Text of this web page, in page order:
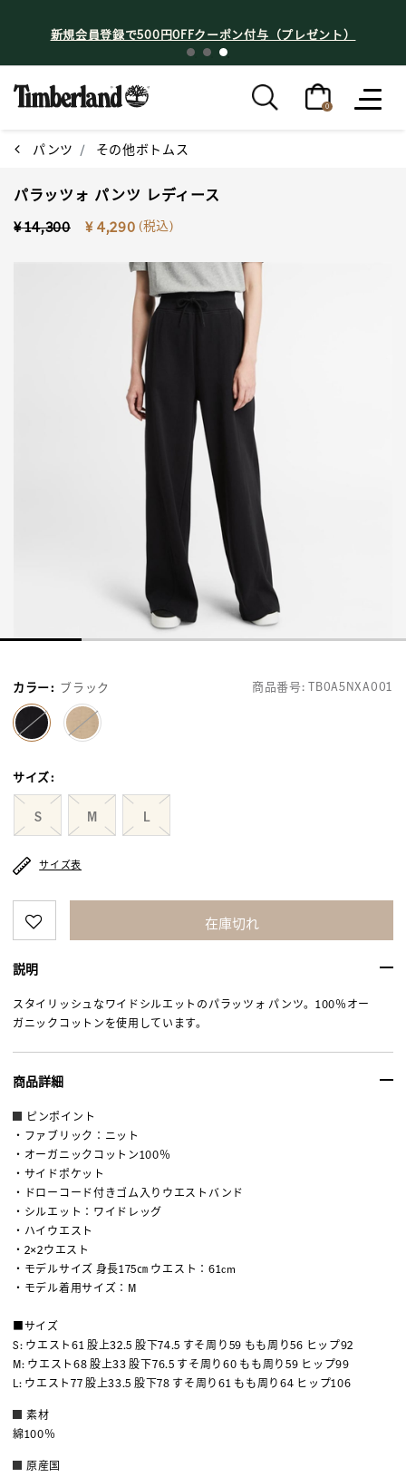
新規会員登録で500円OFFクーポン付与（プレゼント）
0
パンツ その他ボトムス
パラッツォ パンツ レディース
Price reduced from
¥ 14,300to ¥ 4,290 (税込)
商品番号:TB0A5NXA001
カラー: ブラック
サイズ:
S M L
サイズ表
在庫切れ
説明
スタイリッシュなワイドシルエットのパラッツォ パンツ。100％オー
ガニックコットンを使用しています。
商品詳細
ピンポイント
・ファブリック：ニット
・オーガニックコットン100％
・サイドポケット
・ドローコード付きゴム入りウエストバンド
・シルエット：ワイドレッグ
・ハイウエスト
・2×2ウエスト
・モデルサイズ 身長175㎝ ウエスト：61cm
・モデル着用サイズ：M
■サイズ
S: ウエスト61 股上32.5 股下74.5 すそ周り59 もも周り56 ヒップ92
M: ウエスト68 股上33 股下76.5 すそ周り60 もも周り59 ヒップ99
L: ウエスト77 股上33.5 股下78 すそ周り61 もも周り64 ヒップ106
素材
綿100％
原産国